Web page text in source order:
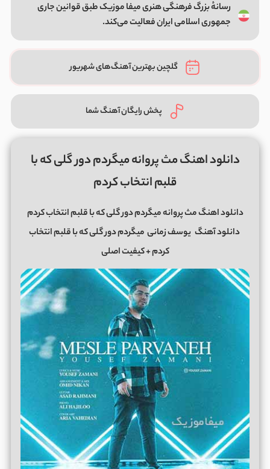
رسانهٔ بزرگ فرهنگی هنری میفا موزیک طبق قوانین جاری
جمهوری اسلامی ایران فعالیت می‌کند.
گلچین بهترین آهنگ‌های شهریور
پخش رایگان آهنگ شما
دانلود اهنگ مث پروانه میگردم دور گلی که با
قلبم انتخاب کردم
دانلود اهنگ مث پروانه میگردم دور گلی که با قلبم انتخاب کردم
دانلود آهنگ یوسف زمانی میگردم دور گلی که با قلبم انتخاب
کردم+ کیفیت اصلی